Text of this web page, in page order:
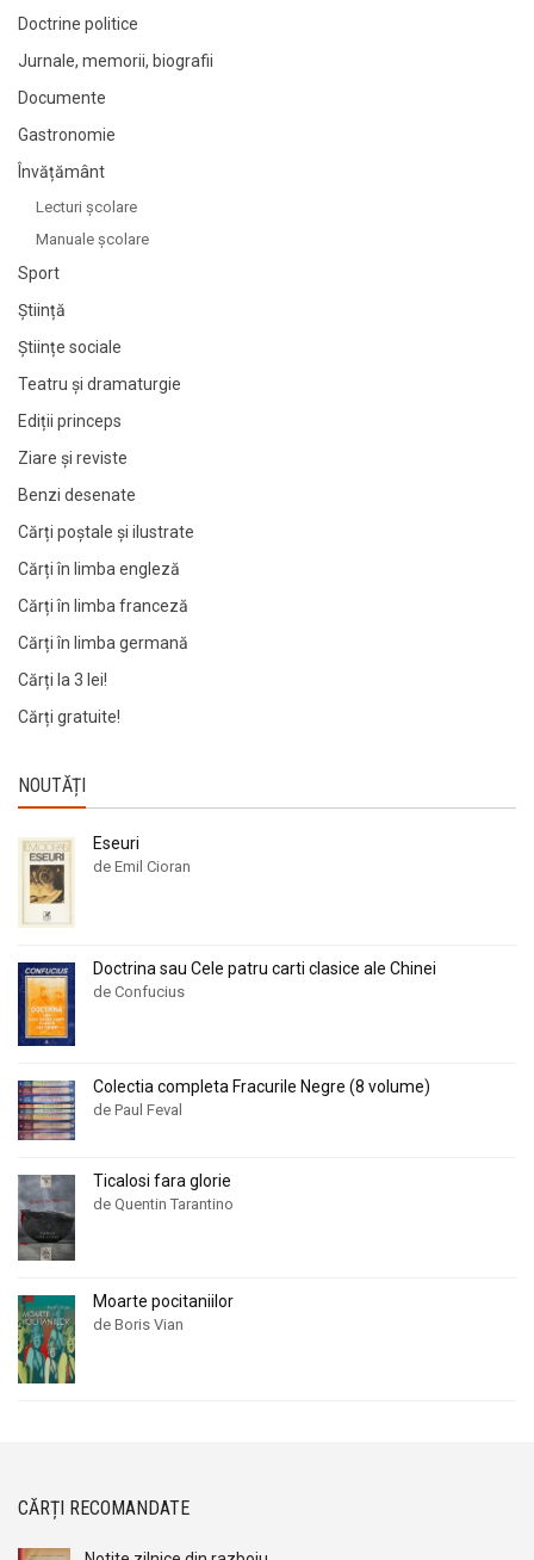
Doctrine politice
Jurnale, memorii, biografii
Documente
Gastronomie
Învățământ
Lecturi şcolare
Manuale şcolare
Sport
Știință
Științe sociale
Teatru și dramaturgie
Ediții princeps
Ziare şi reviste
Benzi desenate
Cărți poștale și ilustrate
Cărți în limba engleză
Cărți în limba franceză
Cărți în limba germană
Cărți la 3 lei!
Cărți gratuite!
NOUTĂȚI
Eseuri
de Emil Cioran
Doctrina sau Cele patru carti clasice ale Chinei
de Confucius
Colectia completa Fracurile Negre (8 volume)
de Paul Feval
Ticalosi fara glorie
de Quentin Tarantino
Moarte pocitaniilor
de Boris Vian
CĂRȚI RECOMANDATE